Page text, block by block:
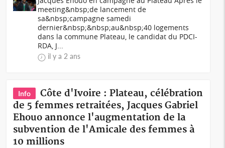
meeting&nbsp;de lancement de
sa&nbsp;campagne samedi
dernier&nbsp;&nbsp;au&nbsp;40 logements
dans la commune Plateau, le candidat du PDCI-
RDA, J...
il y a 2 ans
Info
Côte d'Ivoire : Plateau, célébration
de 5 femmes retraitées, Jacques Gabriel
Ehouo annonce l'augmentation de la
subvention de l'Amicale des femmes à
10 millions